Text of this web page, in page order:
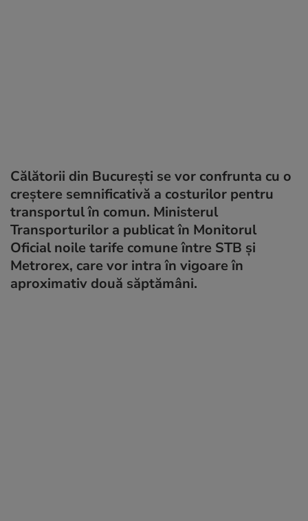
Călătorii din București se vor confrunta cu o
creștere semnificativă a costurilor pentru
transportul în comun. Ministerul
Transporturilor a publicat în Monitorul
Oficial noile tarife comune între STB și
Metrorex, care vor intra în vigoare în
aproximativ două săptămâni.